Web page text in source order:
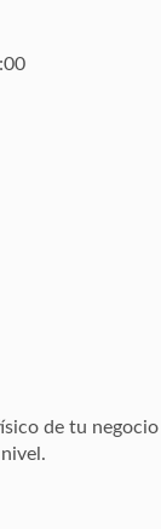
de tu